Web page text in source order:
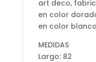
art deco,
en color
en color
MEDIDAS
Largo: 82